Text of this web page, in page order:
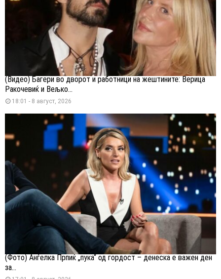
(Видео) Багери во дворот и работници на жештините: Верица
Ракочевиќ и Вељко...
18:01 - 8 август, 2026
(Фото) Анѓелка Прпиќ „пука“ од гордост – денеска е важен ден
за...